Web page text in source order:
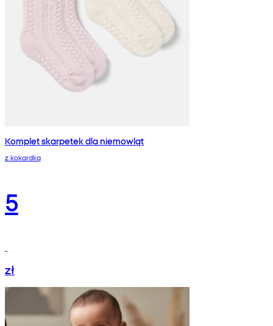
Komplet skarpetek dla niemowląt
z kokardką
5
zł